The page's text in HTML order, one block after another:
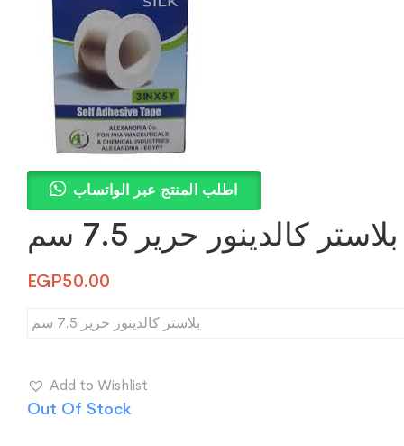
اطلب المنتج عبر الواتساب
بلاستر كالدينور حرير 7.5 سم
EGP50.00
بلاستر كالدينور حرير 7.5 سم
Add to Wishlist
Out Of Stock